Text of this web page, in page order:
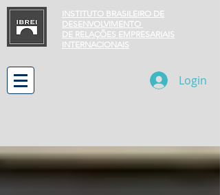
INSTITUTO BRASILEIRO DE
DESENVOLVIMENTO
DE RELAÇÕES EMPRESARIAIS
INTERNACIONAIS
Login